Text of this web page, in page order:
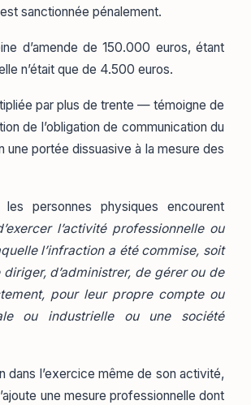
sanctionnée pénalement.
d’amende de 150.000 euros, étant
n’était que de 4.500 euros.
par plus de trente — témoigne de
de l’obligation de communication du
une portée dissuasive à la mesure des
personnes physiques encourent
l’activité professionnelle ou
l’infraction a été commise, soit
d’administrer, de gérer ou de
pour leur propre compte ou
ou industrielle ou une société
dans l’exercice même de son activité,
une mesure professionnelle dont